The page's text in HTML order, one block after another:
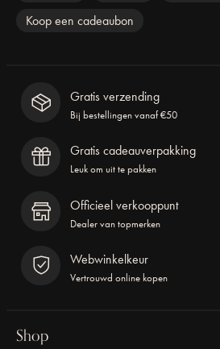
Koop een cadeaubon
Gratis verzending
Bij bestellingen vanaf €50
Gratis cadeauverpakking
Leuk om uit te pakken
Officieel verkooppunt
Dealer van topmerken
Webwinkelkeur
Vertrouwd online kopen
Shop